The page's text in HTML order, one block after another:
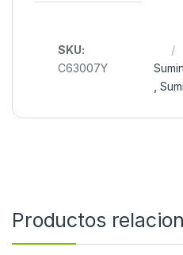
SKU:
C63007Y
,
Productos